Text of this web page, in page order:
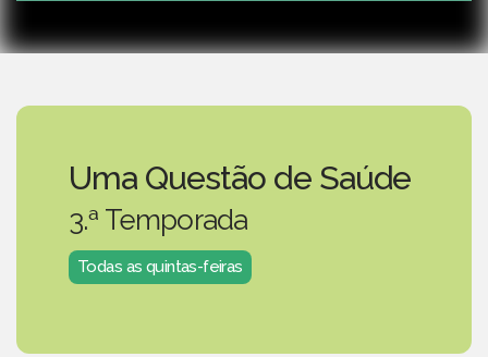
Uma Questão de Saúde
3.ª Temporada
Todas as quintas-feiras